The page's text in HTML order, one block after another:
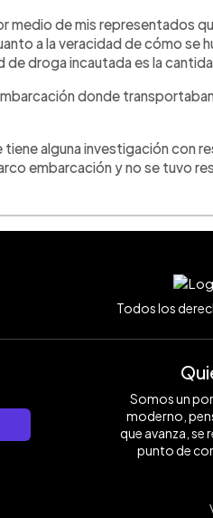
de mis representados
a la veracidad de cómo se
droga incautada es la
donde
tiene alguna investigación con
embarcación y no se tuvo
Todos los
Somos un
moderno,
que avanza, se
punto de